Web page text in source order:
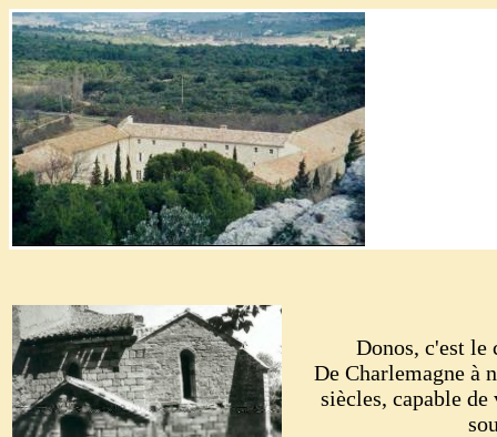
Donos, c'est le
De Charlemagne à
siècles, capable